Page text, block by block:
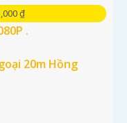
₫
.
20m Hồng